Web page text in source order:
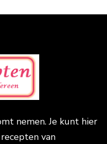
nemen. Je kunt hier
van